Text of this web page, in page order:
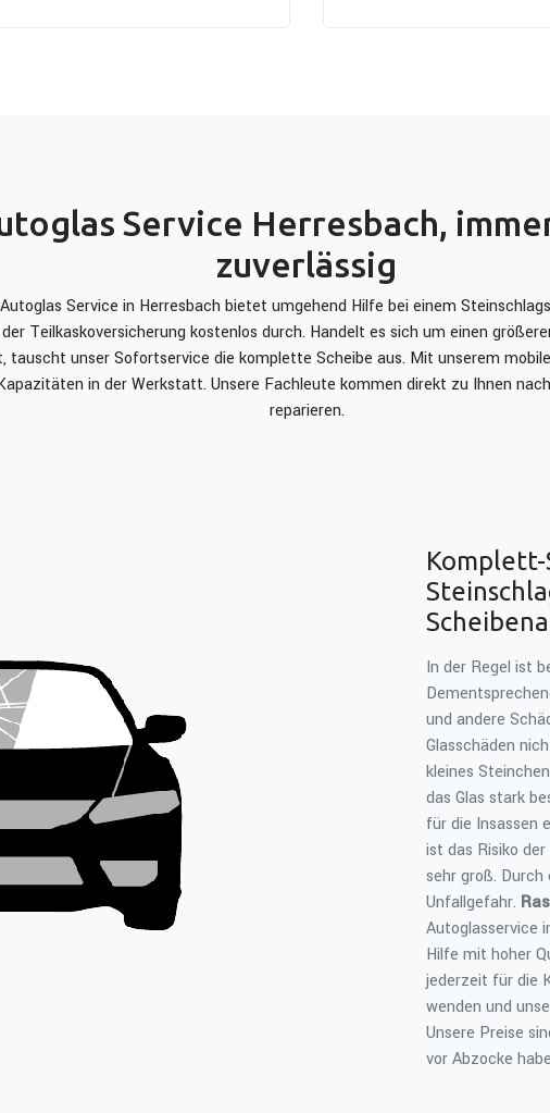
Service Herresbach,
zuverlässig
Service in Herresbach bietet umgehend Hilfe bei einem
Teilkaskoversicherung kostenlos durch. Handelt es sich um einen
tauscht unser Sofortservice die komplette Scheibe aus. Mit unserem
in der Werkstatt. Unsere Fachleute kommen direkt zu Ihnen
reparieren.
In der Regel ist
und andere
Glasschäden
kleines
das Glas stark
für die Insassen
ist das Risiko
sehr groß.
Unfallgefahr.
Autoglasservice
Hilfe mit hoher
jederzeit für die
wenden und
Unsere Preise
vor Abzocke